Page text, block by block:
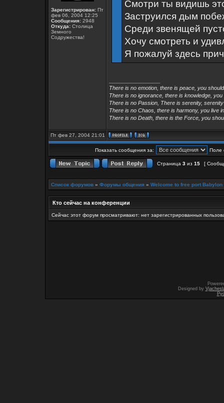
Зарегистрирован: Пт
фев 06, 2004 12:25
Сообщения: 2948
Откуда: Столица
Земного
Содружества!
Смотри ты видишь
Заструился дым
Среди звенящей
Хочу смотреть и
Я пожалуй здесь
There is no emotion, there is peace, you
There is no ignorance, there is knowledge,
There is no Passion, There is serenity,
There is no Chaos, there is harmony, you live
There is no Death, there is the Force, you
Пт фев 27, 2004 21:01
Показать сообщения за: Поле
Страница 3 из 15 [
Список форумов » Форумы общения » Welcome to free port Babylon
Кто сейчас на конференции
Сейчас этот форум просматривают: нет зарегистрированных
Designed by